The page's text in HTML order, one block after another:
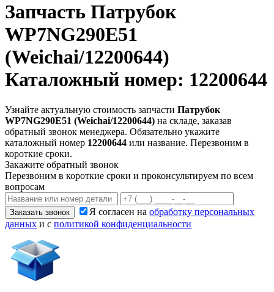
Запчасть Патрубок
WP7NG290E51
(Weichai/12200644)
Каталожный номер: 12200644
Узнайте актуальную стоимость запчасти Патрубок
WP7NG290E51 (Weichai/12200644) на складе, заказав
обратный звонок менеджера. Обязательно укажите
каталожный номер 12200644 или название. Перезвоним в
короткие сроки.
Закажите обратный звонок
Перезвоним в короткие сроки и проконсультируем по всем
вопросам
Заказать звонок Я согласен на обработку персональных
данных и с политикой конфиденциальности